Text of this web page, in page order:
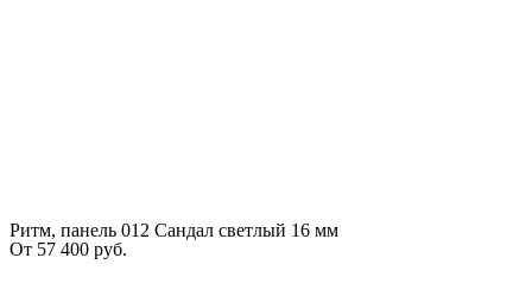
Ритм, панель 012 Сандал светлый 16 мм
От 57 400 руб.